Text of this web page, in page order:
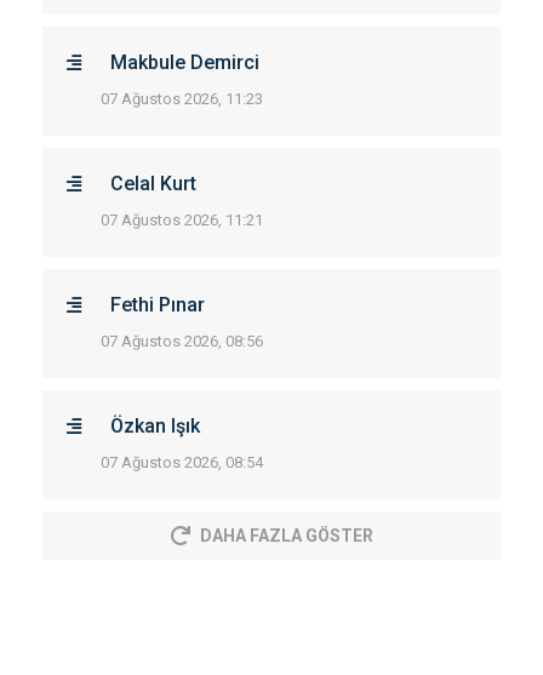
Makbule Demirci
07 Ağustos 2026, 11:23
Celal Kurt
07 Ağustos 2026, 11:21
Fethi Pınar
07 Ağustos 2026, 08:56
Özkan Işık
07 Ağustos 2026, 08:54
DAHA FAZLA GÖSTER